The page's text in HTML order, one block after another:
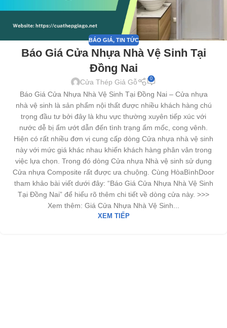
BÁO GIÁ, TIN TỨC
Báo Giá Cửa Nhựa Nhà Vệ Sinh Tại
Đồng Nai
Cửa Thép Giả Gỗ 0
Báo Giá Cửa Nhựa Nhà Vệ Sinh Tại Đồng Nai – Cửa nhựa
nhà vệ sinh là sản phẩm nội thất được nhiều khách hàng chú
trọng đầu tư bởi đây là khu vực thường xuyên tiếp xúc với
nước dễ bị ẩm ướt dẫn đến tình trạng ẩm mốc, cong vênh.
Hiện có rất nhiều đơn vị cung cấp dòng Cửa nhựa nhà vệ sinh
này với mức giá khác nhau khiến khách hàng phân vân trong
việc lựa chọn. Trong đó dòng Cửa nhựa Nhà vệ sinh sử dụng
Cửa nhựa Composite rất được ưa chuộng. Cùng HòaBìnhDoor
tham khảo bài viết dưới đây: “Báo Giá Cửa Nhựa Nhà Vệ Sinh
Tại Đồng Nai” để hiểu rõ thêm chi tiết về dòng cửa này. >>>
Xem thêm: Giá Cửa Nhựa Nhà Vệ Sinh...
XEM TIẾP